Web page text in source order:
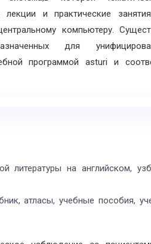
и практические
компьютеру.
для
программой asturi и
литературы на английском,
атласы, учебные пособия,